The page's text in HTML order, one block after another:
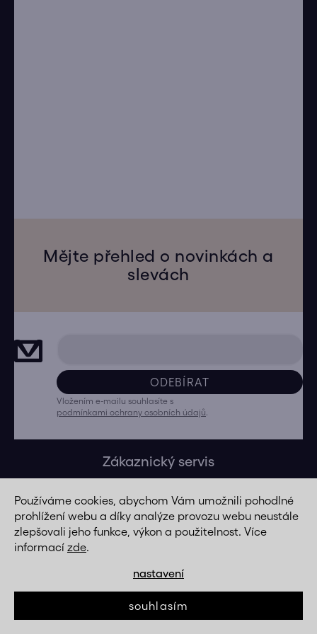
Používáme cookies, abychom Vám umožnili pohodlné
prohlížení webu a díky analýze provozu webu neustále
zlepšovali jeho funkce, výkon a použitelnost. Více
informací zde.
nastavení
souhlasím
Mějte přehled o novinkách a
slevách
ODEBÍRAT
Vložením e-mailu souhlasíte s
podmínkami ochrany osobních údajů
Zákaznický servis
O nás
Produkty pečlivě vybíráme
Kontakty
Reklamace
Vrácení zboží
Prodej na splátky